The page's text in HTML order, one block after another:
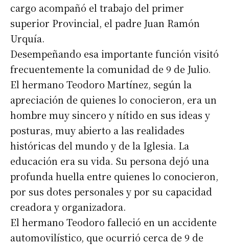
cargo acompañó el trabajo del primer
superior Provincial, el padre Juan Ramón
Urquía.
Desempeñando esa importante función visitó
frecuentemente la comunidad de 9 de Julio.
El hermano Teodoro Martínez, según la
apreciación de quienes lo conocieron, era un
hombre muy sincero y nítido en sus ideas y
posturas, muy abierto a las realidades
históricas del mundo y de la Iglesia. La
educación era su vida. Su persona dejó una
profunda huella entre quienes lo conocieron,
por sus dotes personales y por su capacidad
creadora y organizadora.
El hermano Teodoro falleció en un accidente
automovilístico, que ocurrió cerca de 9 de